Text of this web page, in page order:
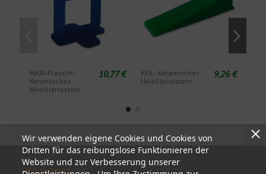
MAXI-Flansch -
Keramisches
Nivelliersystem
10,77 €
KEIL - Keramisches
Nivelliersystem
9,26 €
Wir verwenden eigene Cookies und Cookies von
Dritten für das reibungslose Funktionieren der
Website und zur Verbesserung unserer
Informationen